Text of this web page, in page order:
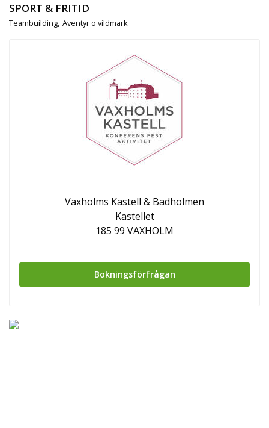
SPORT & FRITID
Teambuilding, Äventyr o vildmark
Vaxholms Kastell & Badholmen
Kastellet
185 99 VAXHOLM
Bokningsförfrågan